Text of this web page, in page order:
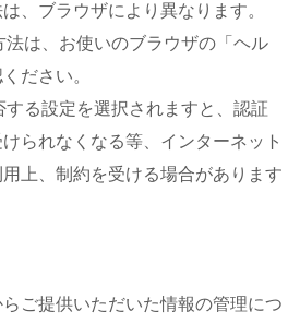
、ブラウザにより異なります。
は、お使いのブラウザの「ヘル
ださい。
る設定を選択されますと、認証
られなくなる等、インターネット
用上、制約を受ける場合があります
ご提供いただいた情報の管理につ